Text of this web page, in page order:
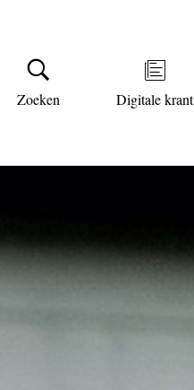
Zoeken Digitale krant